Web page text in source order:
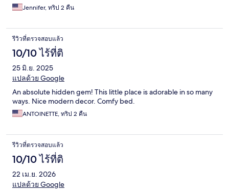
Jennifer, ทริป 2 คืน
รีวิวที่ตรวจสอบแล้ว
10/10 ไร้ที่ติ
25 มิ.ย. 2025
แปลด้วย Google
An absolute hidden gem! This little place is adorable in so many
ways. Nice modern decor. Comfy bed.
ANTOINETTE, ทริป 2 คืน
รีวิวที่ตรวจสอบแล้ว
10/10 ไร้ที่ติ
22 เม.ย. 2026
แปลด้วย Google